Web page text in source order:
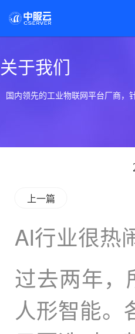
关于我们
国内领先的工业物联网平台厂商
上一篇